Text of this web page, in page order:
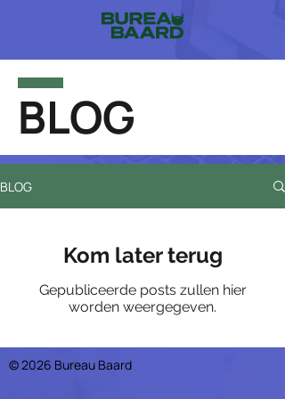
BLOG
BLOG
Kom later terug
Gepubliceerde posts zullen hier
worden weergegeven.
© 2026 Bureau Baard